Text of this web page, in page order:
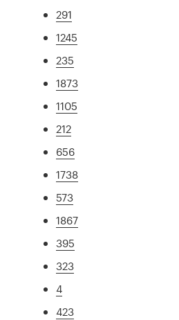
291
1245
235
1873
1105
212
656
1738
573
1867
395
323
4
423